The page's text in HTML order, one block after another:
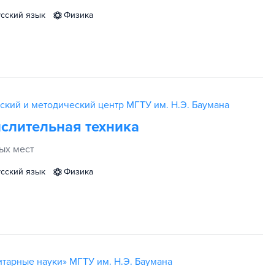
язык физика
и методический центр МГТУ им. Н.Э. Баумана
техника
мест
язык физика
науки» МГТУ им. Н.Э. Баумана